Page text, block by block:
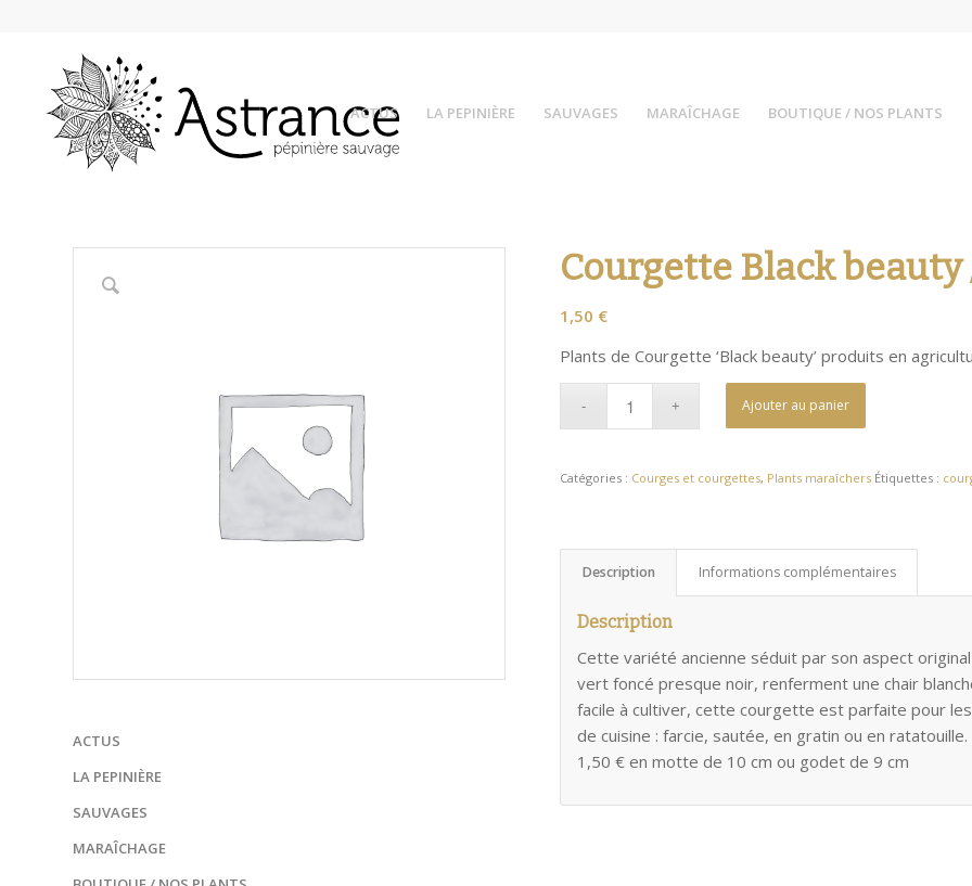
ACTUS LA PEPINIÈRE SAUVAGES MARAÎCHAGE BOUTIQUE / NOS PLANTS
ACTUS
LA PEPINIÈRE
SAUVAGES
MARAÎCHAGE
Courgette Black
1,50 €
Plants de Courgette ‘Black beauty’ produits en
Ajouter au panier
Catégories : Courges et courgettes, Plants maraîchers Étiquettes :
Description Informations complémentaires
Description
Cette variété ancienne séduit par son aspect
vert foncé presque noir, renferment une chair
facile à cultiver, cette courgette est parfaite pour
de cuisine : farcie, sautée, en gratin ou en ratatouille.
1,50 € en motte de 10 cm ou godet de 9 cm